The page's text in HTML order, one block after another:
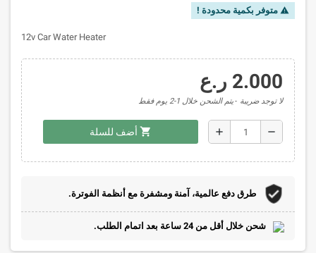
warning متوفر بكمية محدودة !
12v Car Water Heater
2.000 ر.ع
لا توجد ضريبة يتم الشحن خلال 1-2 يوم فقط
remove
add
shopping_cart أضف للسلة
طرق دفع عالمية، آمنة ومشفرة مع أنظمة الفوترة.
شحن خلال أقل من 24 ساعة بعد اتمام الطلب.